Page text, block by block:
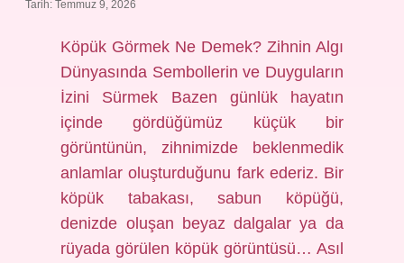
Tarih: Temmuz 9, 2026
Köpük Görmek Ne Demek? Zihnin Algı
Dünyasında Sembollerin ve Duyguların
İzini Sürmek Bazen günlük hayatın
içinde gördüğümüz küçük bir
görüntünün, zihnimizde beklenmedik
anlamlar oluşturduğunu fark ederiz. Bir
köpük tabakası, sabun köpüğü,
denizde oluşan beyaz dalgalar ya da
rüyada görülen köpük görüntüsü… Asıl